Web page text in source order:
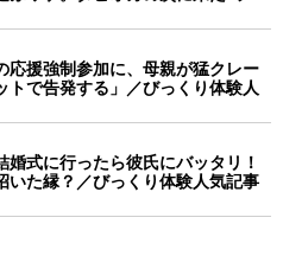
応援強制参加に、母親が猛クレー
トで告発する」／びっくり体験人
婚式に行ったら彼氏にバッタリ！
いた縁？／びっくり体験人気記事